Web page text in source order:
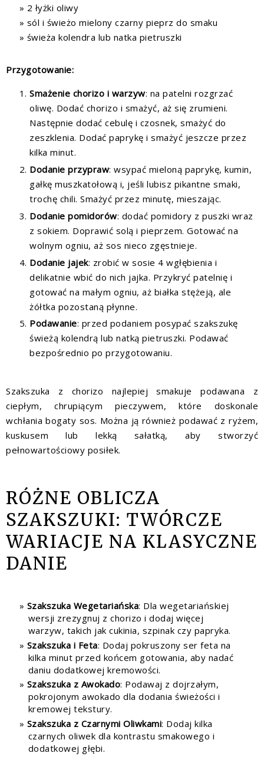
2 łyżki oliwy
sól i świeżo mielony czarny pieprz do smaku
świeża kolendra lub natka pietruszki
Przygotowanie:
Smażenie chorizo i warzyw: na patelni rozgrzać
oliwę. Dodać chorizo i smażyć, aż się zrumieni.
Następnie dodać cebulę i czosnek, smażyć do
zeszklenia. Dodać paprykę i smażyć jeszcze przez
kilka minut.
Dodanie przypraw: wsypać mieloną paprykę, kumin,
gałkę muszkatołową i, jeśli lubisz pikantne smaki,
trochę chili. Smażyć przez minutę, mieszając.
Dodanie pomidorów: dodać pomidory z puszki wraz
z sokiem. Doprawić solą i pieprzem. Gotować na
wolnym ogniu, aż sos nieco zgęstnieje.
Dodanie jajek: zrobić w sosie 4 wgłębienia i
delikatnie wbić do nich jajka. Przykryć patelnię i
gotować na małym ogniu, aż białka stężeją, ale
żółtka pozostaną płynne.
Podawanie: przed podaniem posypać szakszukę
świeżą kolendrą lub natką pietruszki. Podawać
bezpośrednio po przygotowaniu.
Szakszuka z chorizo najlepiej smakuje podawana z
ciepłym, chrupiącym pieczywem, które doskonale
wchłania bogaty sos. Można ją również podawać z ryżem,
kuskusem lub lekką sałatką, aby stworzyć
pełnowartościowy posiłek.
RÓŻNE OBLICZA
SZAKSZUKI: TWÓRCZE
WARIACJE NA KLASYCZNE
DANIE
Szakszuka Wegetariańska: Dla wegetariańskiej
wersji zrezygnuj z chorizo i dodaj więcej
warzyw, takich jak cukinia, szpinak czy papryka.
Szakszuka i Feta: Dodaj pokruszony ser feta na
kilka minut przed końcem gotowania, aby nadać
daniu dodatkowej kremowości.
Szakszuka z Awokado: Podawaj z dojrzałym,
pokrojonym awokado dla dodania świeżości i
kremowej tekstury.
Szakszuka z Czarnymi Oliwkami: Dodaj kilka
czarnych oliwek dla kontrastu smakowego i
dodatkowej głębi.